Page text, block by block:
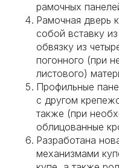
рамочных
Рамочная дверь
собой вставку
обвязку из
погонного (при
листового)
Профильные
с другом
также (при
облицованные
Разработана
механизмами